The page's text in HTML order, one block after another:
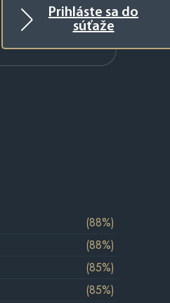
Prihláste sa do
súťaže
(88%)
(88%)
(85%)
(85%)